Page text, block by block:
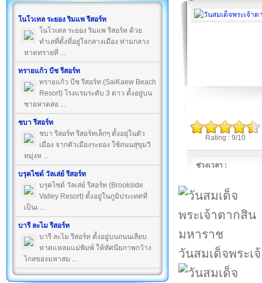
โนโวเทล ระยอง ริมแพ รีสอร์ท
โนโวเทล ระยอง ริมแพ รีสอร์ท ด้วย
ทำเลที่ตั้งที่อยู่ใจกลางเมือง ท่ามกลาง
หาดทรายที่ ...
ทรายแก้ว บีช รีสอร์ท
ทรายแก้ว บีช รีสอร์ท (SaiKaew Beach
Resort) โรงแรมระดับ 3 ดาว ตั้งอยู่บน
ชายหาดสอ ...
ชบา รีสอร์ท
ชบา รีสอร์ท รีสอร์ทเล็กๆ ตั้งอยุ่ในตัว
เมือง จากตัวเมืองระยอง ใช้ถนนสุขุมวิ
ทมุ่งห ...
บรุคไซด์ วัลเล่ย์ รีสอร์ท
บรุคไซด์ วัลเล่ย์ รีสอร์ท (Brookside
Valley Resort) ตั้งอยู่ในภูมิประเทศที่
เป็นเ ...
บารี ละไม รีสอร์ท
บารี ละไม รีสอร์ท ตั้งอยู่บนถนนเลียบ
หาดแหลมแม่พิมพ์ ให้ทัศนียภาพกว้าง
ไกลของมหาสม ...
Rating : 9/10
ช่วงเวลา :
วันสมเด็จพระ